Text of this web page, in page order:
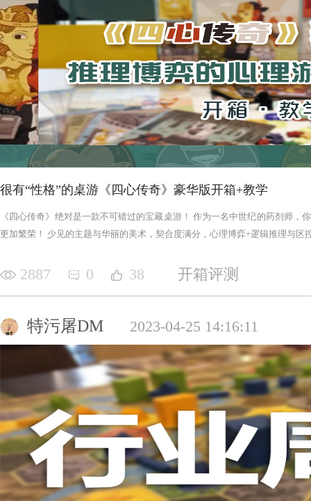
很有“性格”的桌游《四心传奇》豪华版开箱+教学
《四心传奇》绝对是一款不可错过的宝藏桌游！ 作为一名中世纪的药剂师，
更加繁荣！ 少见的主题与华丽的美术，契合度满分，心理博弈+逻辑推理与区
2887 0 38 开箱评测
特污屠DM 2023-04-25 14:16:11